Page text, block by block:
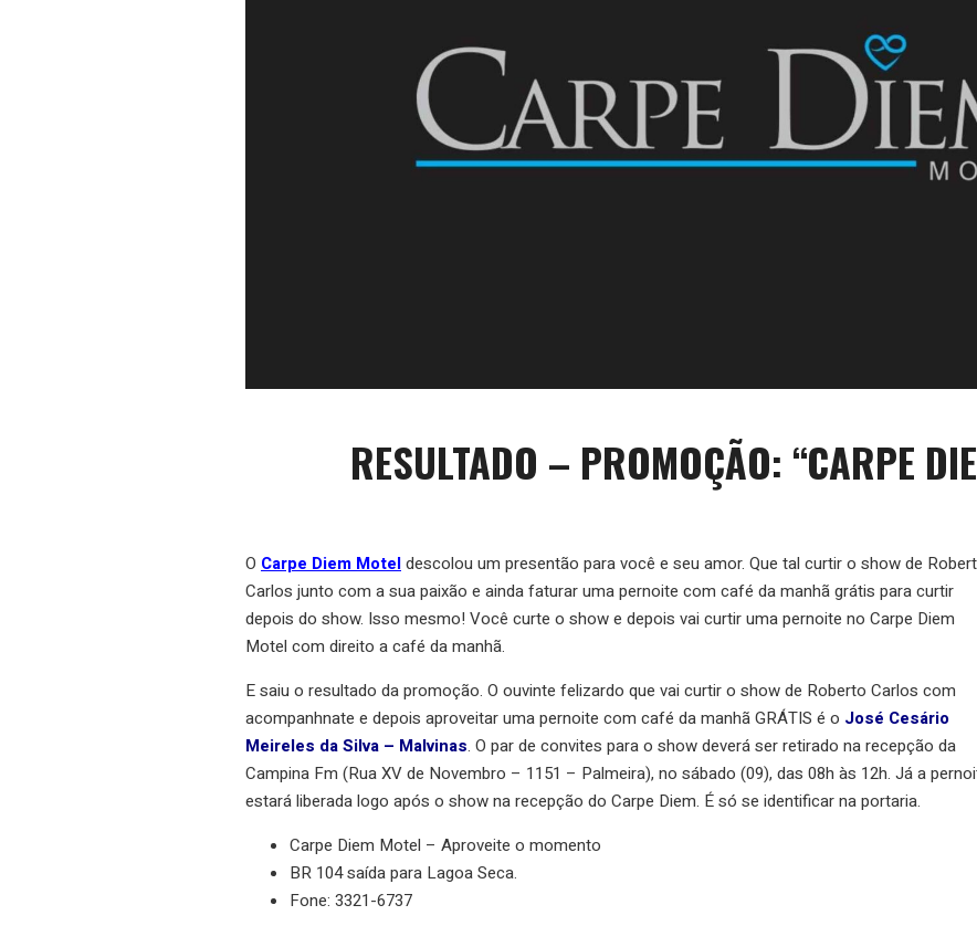
RESULTADO – PROMOÇÃO: “CARPE
O Carpe Diem Moteldescolou um presentão para você e seu amor. Que tal curtir o show de
Carlos junto com a sua paixão e ainda faturar uma pernoite com café da manhã grátis para curtir
depois do show. Isso mesmo! Você curte o show e depois vai curtir uma pernoite no Carpe Diem
Motel com direito a café da manhã.
E saiu o resultado da promoção. O ouvinte felizardo que vai curtir o show de Roberto Carlos com
acompanhnate e depois aproveitar uma pernoite com café da manhã GRÁTIS é o José Cesário
Meireles da Silva – Malvinas. O par de convites para o show deverá ser retirado na recepção da
Campina Fm (Rua XV de Novembro – 1151 – Palmeira), no sábado (09), das 08h às 12h. Já a
estará liberada logo após o show na recepção do Carpe Diem. É só se identificar na portaria.
Carpe Diem Motel – Aproveite o momento
BR 104 saída para Lagoa Seca.
Fone: 3321-6737